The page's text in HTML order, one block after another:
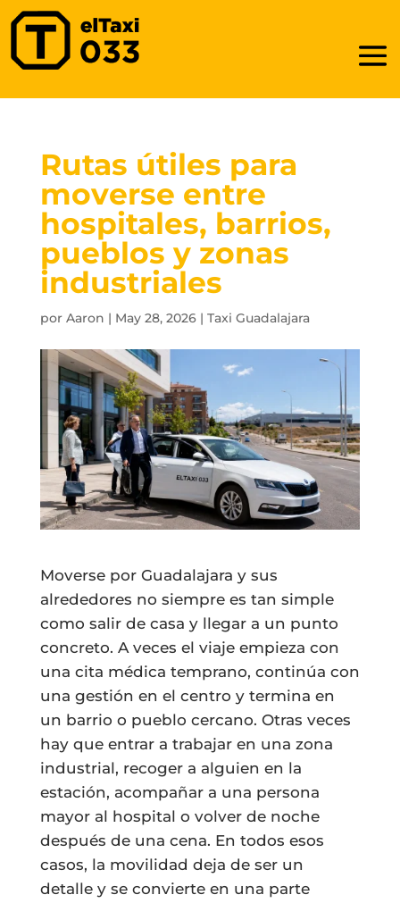
Rutas útiles para
moverse entre
hospitales, barrios,
pueblos y zonas
industriales
por Aaron | May 28, 2026| Taxi Guadalajara
Moverse por Guadalajara y sus
alrededores no siempre es tan simple
como salir de casa y llegar a un punto
concreto. A veces el viaje empieza con
una cita médica temprano, continúa con
una gestión en el centro y termina en
un barrio o pueblo cercano. Otras veces
hay que entrar a trabajar en una zona
industrial, recoger a alguien en la
estación, acompañar a una persona
mayor al hospital o volver de noche
después de una cena. En todos esos
casos, la movilidad deja de ser un
detalle y se convierte en una parte